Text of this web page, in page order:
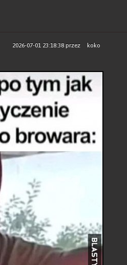
2026-07-01 23:18:38przez koko